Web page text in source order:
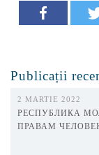
Publicații
2 MARTIE 2022
РЕСПУБЛИКА
ПРАВАМ